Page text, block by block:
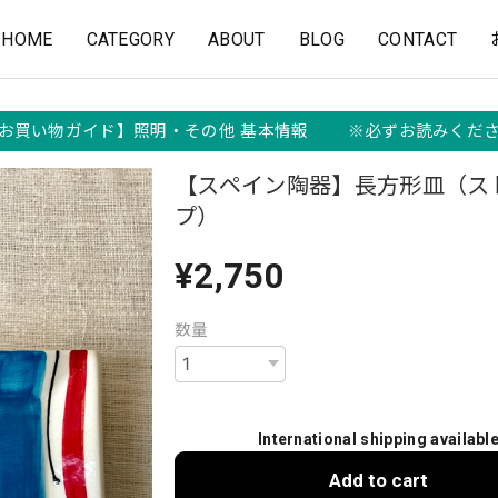
HOME CATEGORY ABOUT BLOG CONTACT
買い物ガイド】照明・その他 基本情報 ※必ずお読みくだ
【スペイン陶器】長方形皿（
プ）
¥2,750
数量
International shipping
Add to cart